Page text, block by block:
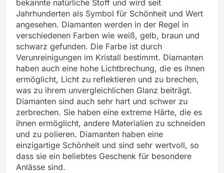
bekannte natürliche Stoff und wird seit
Jahrhunderten als Symbol für Schönheit und Wert
angesehen. Diamanten werden in der Regel in
verschiedenen Farben wie weiß, gelb, braun und
schwarz gefunden. Die Farbe ist durch
Verunreinigungen im Kristall bestimmt. Diamanten
haben auch eine hohe Lichtbrechung, die es ihnen
ermöglicht, Licht zu reflektieren und zu brechen,
was zu ihrem unvergleichlichen Glanz beiträgt.
Diamanten sind auch sehr hart und schwer zu
zerbrechen. Sie haben eine extreme Härte, die es
ihnen ermöglicht, andere Materialien zu schneiden
und zu polieren. Diamanten haben eine
einzigartige Schönheit und sind sehr wertvoll, so
dass sie ein beliebtes Geschenk für besondere
Anlässe sind.